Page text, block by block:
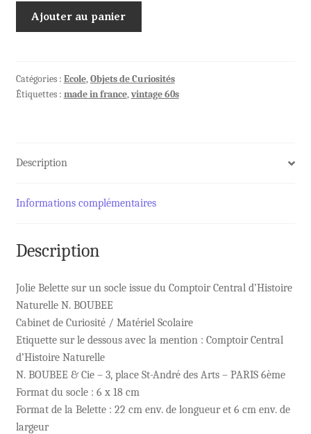
d'Histoire
Naturelle
Ajouter au panier
Catégories : Ecole,Objets de Curiosités
Étiquettes : made in france,vintage 60s
Description
Informations complémentaires
Description
Jolie Belette sur un socle issue du Comptoir Central d’Histoire
Naturelle N. BOUBEE
Cabinet de Curiosité / Matériel Scolaire
Etiquette sur le dessous avec la mention : Comptoir Central
d’Histoire Naturelle
N. BOUBEE & Cie – 3, place St-André des Arts – PARIS 6ème
Format du socle : 6 x 18 cm
Format de la Belette : 22 cm env. de longueur et 6 cm env. de
largeur